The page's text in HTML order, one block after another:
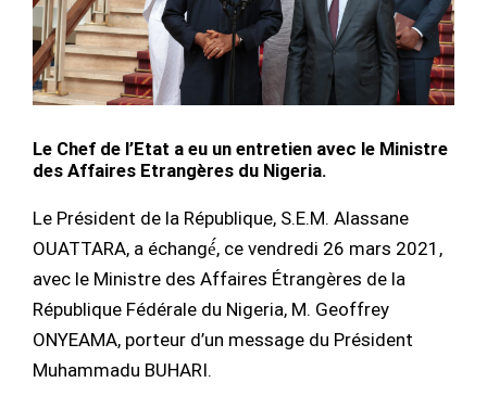
Le Chef de l’Etat a eu un entretien avec le Ministre
des Affaires Etrangères du Nigeria.
Le Président de la République, S.E.M. Alassane
OUATTARA, a échangé́, ce vendredi 26 mars 2021,
avec le Ministre des Affaires Étrangères de la
République Fédérale du Nigeria, M. Geoffrey
ONYEAMA, porteur d’un message du Président
Muhammadu BUHARI.